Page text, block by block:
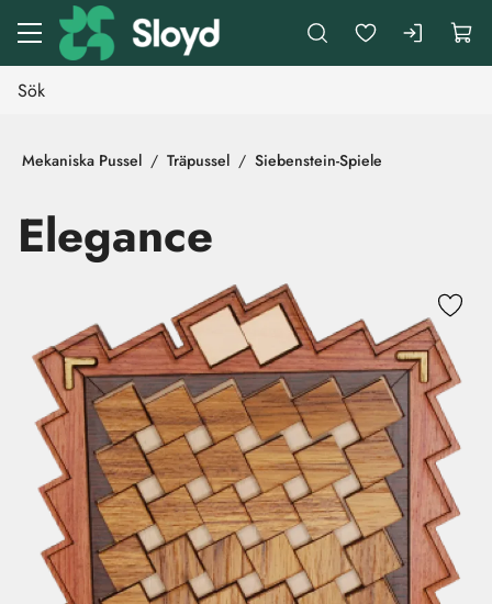
Gå till huvudinnehåll
Mekaniska Pussel Träpussel Siebenstein-Spiele
Elegance